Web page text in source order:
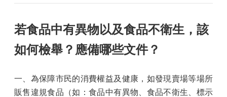
若食品中有異物以及食品不衛生，該
如何檢舉？應備哪些文件？
一、為保障市民的消費權益及健康，如發現賣場等場所
販售違規食品（如：食品中有異物、食品不衛生、標示